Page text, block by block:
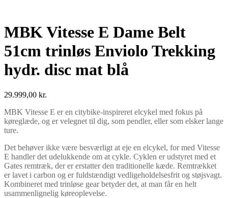
MBK Vitesse E Dame Belt
51cm trinløs Enviolo Trekking
hydr. disc mat blå
29.999,00 kr.
MBK Vitesse E er en citybike-inspireret elcykel med fokus på
køreglæde, og er velegnet til dig, som pendler, eller som elsker lange
ture.
Det behøver ikke være besværligt at eje en elcykel, for med Vitesse
E handler det udelukkende om at cykle. Cyklen er udstyret med et
Gates remtræk, der er erstatter den traditionelle kæde. Remtrækket
er lavet i carbon og er fuldstændigt vedligeholdelsesfrit og støjsvagt.
Kombineret med trinløse gear betyder det, at man får en helt
usammenlignelig køreoplevelse.